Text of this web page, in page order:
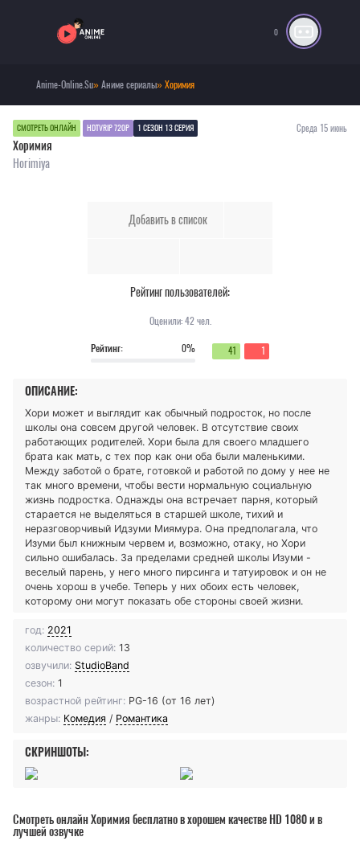
0
Anime-Online.Su»Аниме сериалы» Хоримия
СМОТРЕТЬ ОНЛАЙН HDTVRIP 720P 1 СЕЗОН 13 СЕРИЯ Среда 15 июнь
Хоримия
Horimiya
Добавить в список
Рейтинг пользователей:
Оценили:42чел.
Рейтинг:
0% 41 1
ОПИСАНИЕ:
Хори может и выглядит как обычный подросток, но после
школы она совсем другой человек. В отсутствие своих
работающих родителей. Хори была для своего младшего
брата как мать, с тех пор как они оба были маленькими.
Между заботой о брате, готовкой и работой по дому у нее не
так много времени, чтобы вести нормальную социальную
жизнь подростка. Однажды она встречает парня, который
старается не выделяться в старшей школе, тихий и
неразговорчивый Идзуми Миямура. Она предполагала, что
Изуми был книжным червем и, возможно, отаку, но Хори
сильно ошибалась. За пределами средней школы Изуми -
веселый парень, у него много пирсинга и татуировок и он не
очень хорош в учебе. Теперь у них обоих есть человек,
которому они могут показать обе стороны своей жизни.
год: 2021
количество серий: 13
озвучили: StudioBand
сезон: 1
возрастной рейтинг: PG-16 (от 16 лет)
жанры: Комедия / Романтика
СКРИНШОТЫ:
Смотреть онлайн Хоримия бесплатно в хорошем качестве HD 1080 и в
лучшей озвучке